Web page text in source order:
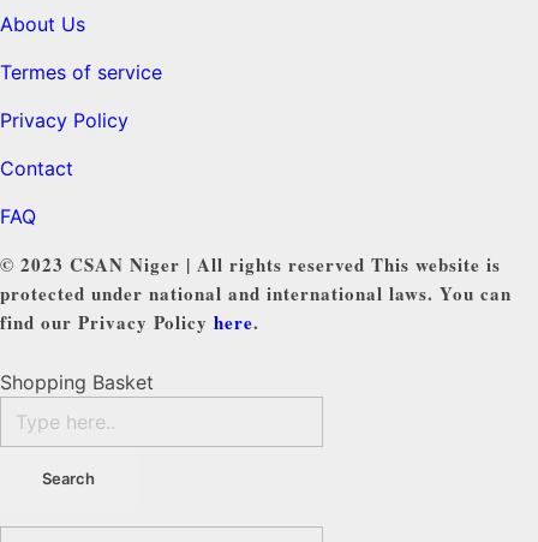
About Us
Termes of service
Privacy Policy
Contact
FAQ
© 2023 CSAN Niger | All rights reserved This website is
protected under national and international laws. You can
find our Privacy Policy here.
Shopping Basket